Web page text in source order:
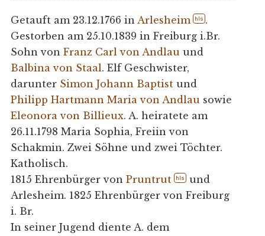
Getauft am 23.12.1766 in Arlesheim hls .
Gestorben am 25.10.1839 in Freiburg i.Br.
Sohn von Franz Carl von Andlau und
Balbina von Staal. Elf Geschwister,
darunter Simon Johann Baptistund
Philipp Hartmann Maria von Andlau sowie
Eleonora von Billieux. A. heiratete am
26.11.1798 Maria Sophia, Freiin von
Schakmin. Zwei Söhne und zwei Töchter.
Katholisch.
1815 Ehrenbürger von Pruntrut hls und
Arlesheim. 1825 Ehrenbürger von Freiburg
i. Br.
In seiner Jugend diente A. dem